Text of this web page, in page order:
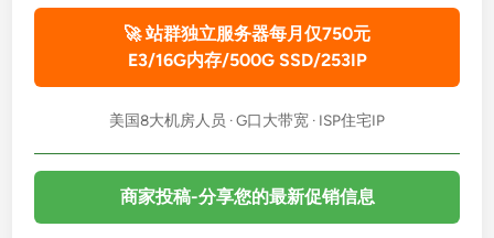
🚀 站群独立服务器每月仅750元
E3/16G内存/500G SSD/253IP
美国8大机房人员 · G口大带宽 · ISP住宅IP
商家投稿-分享您的最新促销信息